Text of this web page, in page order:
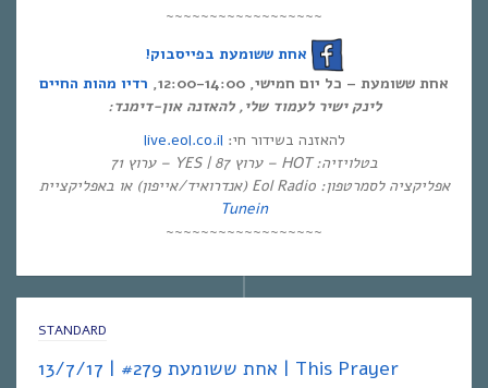
~~~~~~~~~~~~~~~~~~
אחת ששומעת בפייסבוק!
אחת ששומעת – כל יום חמישי, 12:00-14:00,
רדיו מהות החיים
לינק ישיר לעמוד שלי, להאזנה און-דימנד:
להאזנה בשידור חי: live.eol.co.il
בטלויזיה: HOT – ערוץ 87 | YES – ערוץ 71
אפליקציה לסמרטפון: Eol Radio (אנדרואיד/אייפון) או באפליקציית
Tunein
~~~~~~~~~~~~~~~~~~
STANDARD
אחת ששומעת #279 | 13/7/17 | This Prayer